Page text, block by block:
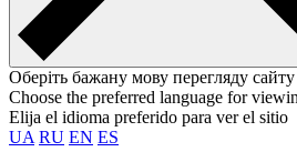
Оберіть бажану мову перегляду сайту
Choose the preferred language for
Elija el idioma preferido para ver el sitio
UA RU EN ES